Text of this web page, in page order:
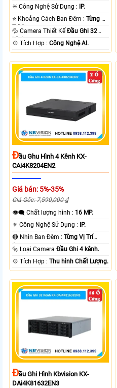
✳️ Công Nghệ Sử Dụng :
IP.
⭐ Khoảng Cách Ban Đêm :Từng Vị
Trí Camera .
💦 Camera Thiết KếĐầu Ghi 32
kênh.
️💠 Tích Hợp :Công Nghệ AI.
ĐẦu Ghu Hình 4 Kênh KX-
CAi4K8204EN2
Giá bán: 5%-35%
Giá Gốc: 7,590,000 ₫
👁️‍🗨 Chất lượng hình : 16 MP.
⚜️ Công Nghệ Sử Dụng : IP.
🔴 Nhìn Ban Đêm :Từng Vị Trí
Camera .
🔩 Loại CameraĐầu Ghi 4 kênh.
️💠 Tích Hợp :Thu hình Chất Lượng.
ĐẦu Ghi Hình Kbvision KX-
DAi4K81632EN3